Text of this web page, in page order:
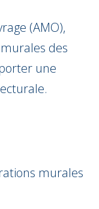
(AMO),
des
une
murales